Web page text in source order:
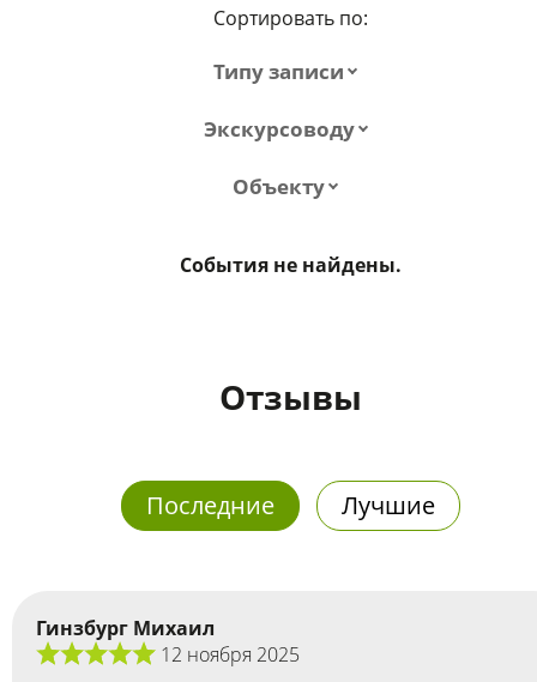
Сортировать по:
Типу записи
Экскурсоводу
Объекту
События не найдены.
Отзывы
Последние Лучшие
Гинзбург Михаил
12 ноября 2025